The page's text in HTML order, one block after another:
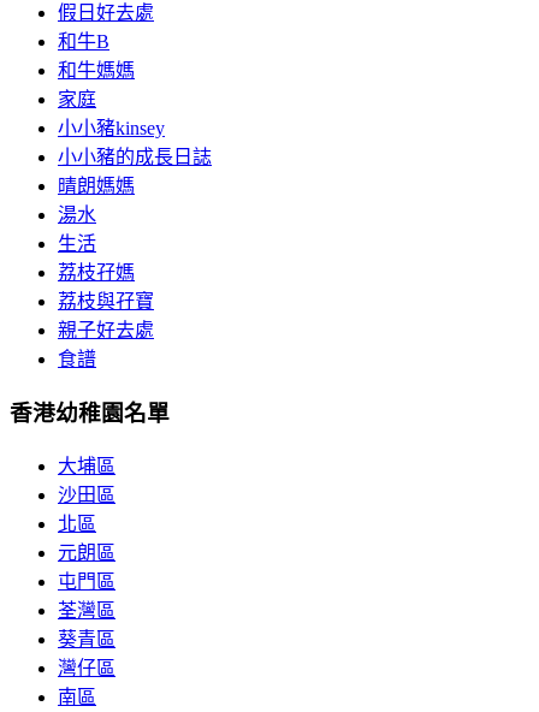
假日好去處
和牛B
和牛媽媽
家庭
小小豬kinsey
小小豬的成長日誌
晴朗媽媽
湯水
生活
荔枝孖媽
荔枝與孖寶
親子好去處
食譜
香港幼稚園名單
大埔區
沙田區
北區
元朗區
屯門區
荃灣區
葵青區
灣仔區
南區